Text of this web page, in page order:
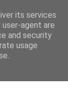
its services
user-agent are
and security
usage